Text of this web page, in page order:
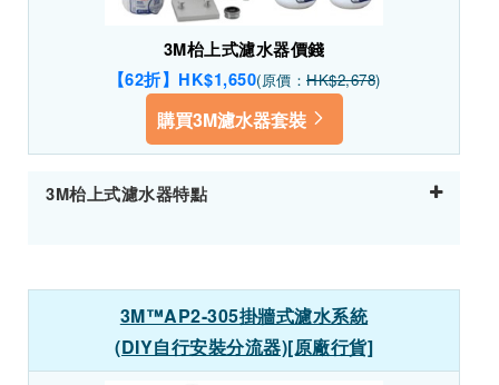
3M枱上式濾水器價錢
【62折】HK$1,650(原價： HK$2,678)
購買3M濾水器套裝
3M枱上式濾水器特點
3M™AP2-305掛牆式濾水系統
(DIY自行安裝分流器)[原廠行貨]